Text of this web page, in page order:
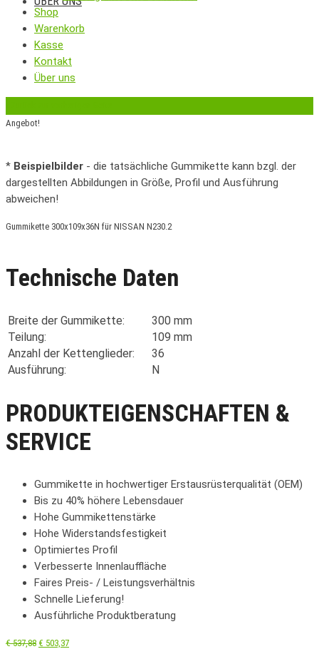
Shop
Warenkorb
Kasse
Kontakt
Über uns
Angebot!
* Beispielbilder - die tatsächliche Gummikette kann bzgl. der
dargestellten Abbildungen in Größe, Profil und Ausführung
abweichen!
Gummikette 300x109x36N für NISSAN N230.2
Technische Daten
Breite der Gummikette:
300 mm
Teilung:
109 mm
Anzahl der Kettenglieder:
36
Ausführung:
N
PRODUKTEIGENSCHAFTEN &
SERVICE
Gummikette in hochwertiger Erstausrüsterqualität (OEM)
Bis zu 40% höhere Lebensdauer
Hohe Gummikettenstärke
Hohe Widerstandsfestigkeit
Optimiertes Profil
Verbesserte Innenlauffläche
Faires Preis- / Leistungsverhältnis
Schnelle Lieferung!
Ausführliche Produktberatung
€537,88 € 503,37